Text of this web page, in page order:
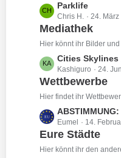
r
g
e
L
e
t
z
e
B
t
ä
g
Parklife
Chris H. 24. März
Mediathek
Hier könnt ihr Bilder
L
e
t
z
e
B
Cities
Kashiguro 24.
Wettbewerbe
Hier findet ihr
L
e
t
z
ABSTIMMUNG: Leise
Eumel 14.
Eure Städte
Hier könnt ihr den